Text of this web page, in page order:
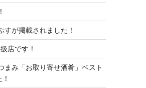
が掲載されました！
店です！
まみ「お取り寄せ酒肴」ベスト